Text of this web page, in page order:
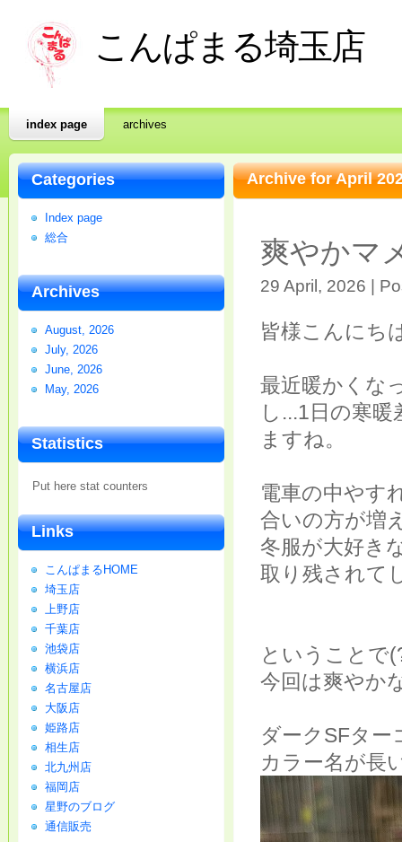
こんぱまる埼玉店
index page archives
Archive for April
爽やかマ
29 April, 2026 |
皆様こんにち
最近暖かくな
し...1日の寒
ますね。
電車の中やす
合いの方が増
冬服が大好き
取り残されて
ということで
今回は爽やか
ダークSFタ
カラー名が長
Categories
Index page
総合
Archives
August, 2026
July, 2026
June, 2026
May, 2026
Statistics
Put here stat counters
Links
こんぱまるHOME
埼玉店
上野店
千葉店
池袋店
横浜店
名古屋店
大阪店
姫路店
相生店
北九州店
福岡店
星野のブログ
通信販売